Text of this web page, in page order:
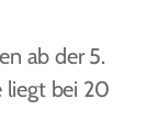
ab der 5.
liegt bei 20